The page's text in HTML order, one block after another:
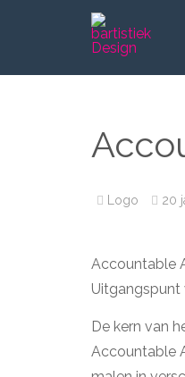
Logo 20
Accountable
Uitgangspunt
De kern van
Accountable